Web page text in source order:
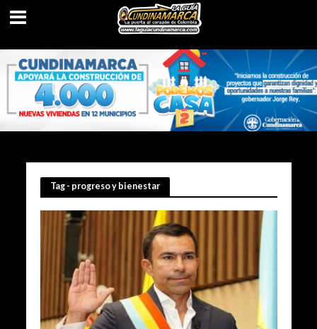
Tag - progreso y bienestar